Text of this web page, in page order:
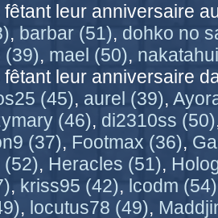
fêtant leur anniversaire
, barbar (51), dohko no
(39), mael (50),
fêtant leur anniversaire
(45), aurel (39),
(46), di2310ss (50)
(37), Footmax (36),
(52), Heracles (51),
, kriss95 (42), lcodm (54)
, locutus78 (49),